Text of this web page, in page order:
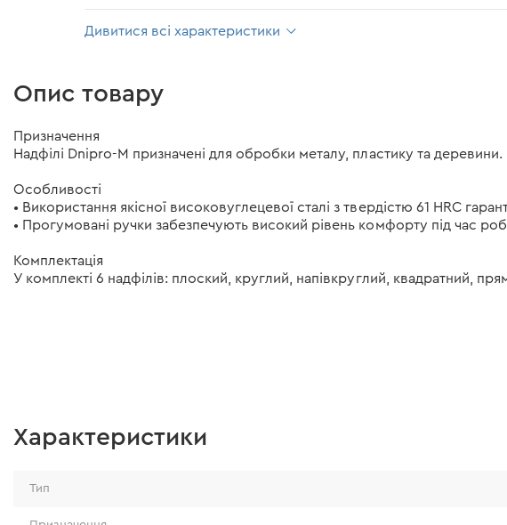
Дивитися всі характеристики
Опис товару
Призначення
Надфілі Dnipro-M призначені для обробки металу, пластику та деревини.
Особливості
• Використання якісної високовуглецевої сталі з твердістю 61 HRC
• Прогумовані ручки забезпечують високий рівень комфорту під час
Комплектація
У комплекті 6 надфілів: плоский, круглий, напівкруглий, квадратний,
Характеристики
Тип